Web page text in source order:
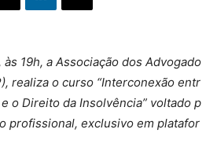
19h, a Associação dos Advogado
realiza o curso “Interconexão entr
o Direito da Insolvência” voltado p
profissional, exclusivo em platafor